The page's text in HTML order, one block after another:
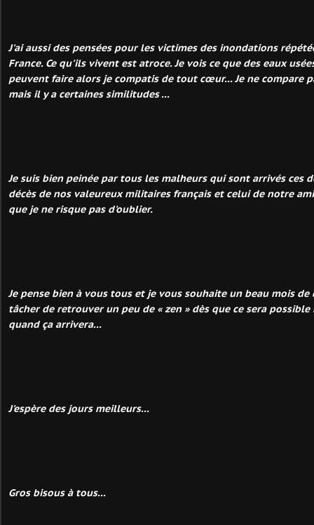
J'ai aussi des pensées pour les victimes des inondations
France. Ce qu'ils vivent est atroce. Je vois ce que des eaux
peuvent faire alors je compatis de tout cœur... Je ne compare
mais il y a certaines similitudes ...
Je suis bien peinée par tous les malheurs qui sont arrivés ces
décès de nos valeureux militaires français et celui de notre
que je ne risque pas d'oublier.
Je pense bien à vous tous et je vous souhaite un beau mois de
tâcher de retrouver un peu de « zen » dès que ce sera possible
quand ça arrivera...
J'espère des jours meilleurs...
Gros bisous à tous...